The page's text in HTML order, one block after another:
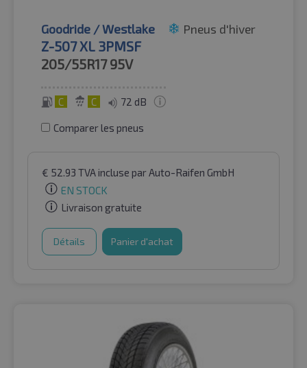
Goodride / Westlake Pneus d'hiver
Z-507 XL 3PMSF
205/55R17 95V
C C 72 dB
Comparer les pneus
€ 52.93 TVA incluse par Auto-Raifen GmbH
EN STOCK
Livraison gratuite
Détails Panier d'achat